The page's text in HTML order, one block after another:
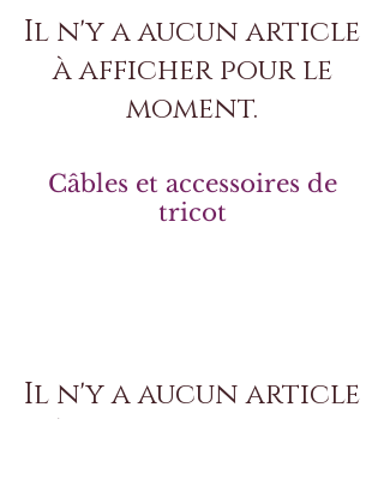
Il n'y a aucun article
à afficher pour le
moment.
Câbles et accessoires de
tricot
Il n'y a aucun article